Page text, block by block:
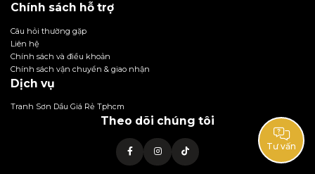
Chính sách hỗ trợ
Câu hỏi thường gặp
Liên hệ
Chính sách và điều khoản
Chính sách vận chuyển & giao nhận
Dịch vụ
Tranh Sơn Dầu Giá Rẻ Tphcm
Theo dõi chúng tôi
Tư vấn